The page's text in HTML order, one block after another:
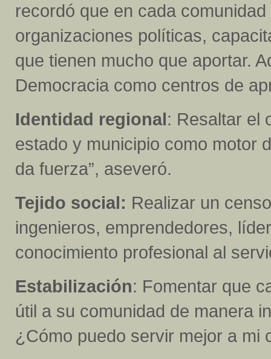
recordó que en cada
organizaciones políticas,
que tienen mucho que aportar.
Democracia como centros de
Identidad regional: Resaltar el
estado y municipio como motor
da fuerza”, aseveró.
Tejido social: Realizar un
ingenieros, emprendedores,
conocimiento profesional al
Estabilización: Fomentar que
útil a su comunidad de manera
¿Cómo puedo servir mejor a mi